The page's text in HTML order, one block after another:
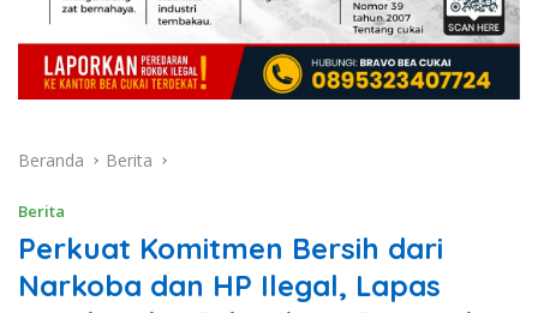
Beranda Berita
Berita
Perkuat Komitmen Bersih dari
Narkoba dan HP Ilegal, Lapas